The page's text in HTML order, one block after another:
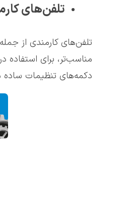
تلفن‌های
تلفن‌های کارمندی از
مناسب‌تر، برای
دکمه‌های تنظیمات ساده